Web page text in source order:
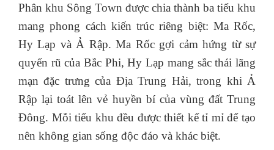
Phân khu Sông Town được chia thành ba tiểu khu
mang phong cách kiến trúc riêng biệt: Ma Rốc,
Hy Lạp và Ả Rập. Ma Rốc gợi cảm hứng từ sự
quyến rũ của Bắc Phi, Hy Lạp mang sắc thái lãng
mạn đặc trưng của Địa Trung Hải, trong khi Ả
Rập lại toát lên vẻ huyền bí của vùng đất Trung
Đông. Mỗi tiểu khu đều được thiết kế tỉ mỉ để tạo
nên không gian sống độc đáo và khác biệt.